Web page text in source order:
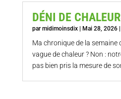
DÉNI DE
par midimoinsdix| Mai 28, 2026|
Ma chronique de la semaine
vague de chaleur ? Non :
pas bien pris la mesure de